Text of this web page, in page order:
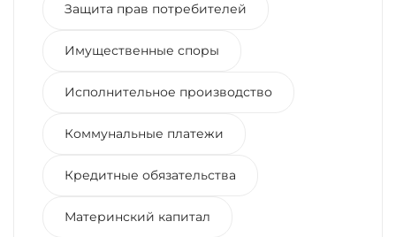
Защита прав потребителей
Имущественные споры
Исполнительное производство
Коммунальные платежи
Кредитные обязательства
Материнский капитал